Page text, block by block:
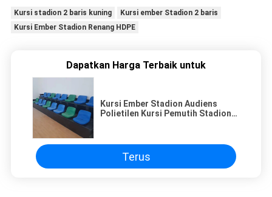
Kursi stadion 2 baris kuning
Kursi ember Stadion 2 baris
Kursi Ember Stadion Renang HDPE
Dapatkan Harga Terbaik untuk
Kursi Ember Stadion Audiens
Polietilen Kursi Pemutih Stadion
Terus